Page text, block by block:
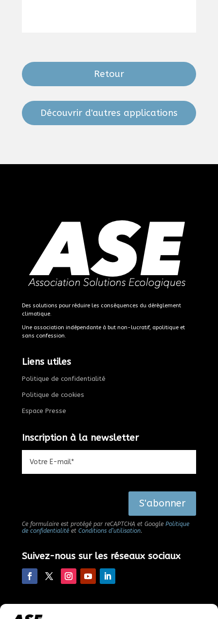
Retour
Découvrir d'autres applications
Des solutions pour réduire les conséquences du dérèglement
climatique.
Une association indépendante à but non-lucratif, apolitique et
sans confession.
Liens utiles
Politique de confidentialité
Politique de cookies
Espace Presse
Inscription à la newsletter
S'abonner
Ce formulaire est protégé par reCAPTCHA et Google Politique
de confidentialitéet Conditions d’utilisation.
Suivez-nous sur les réseaux sociaux